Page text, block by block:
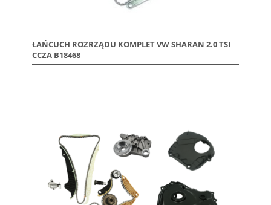
ŁAŃCUCH ROZRZĄDU KOMPLET VW SHARAN 2.0 TSI
CCZA B18468